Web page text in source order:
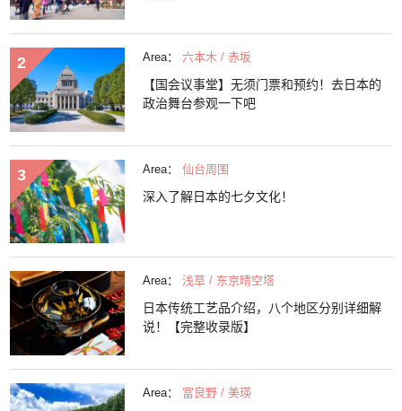
Area： 六本木 / 赤坂
【国会议事堂】无须门票和预约！去日本的
政治舞台参观一下吧
Area： 仙台周围
深入了解日本的七夕文化！
Area： 浅草 / 东京晴空塔
日本传统工艺品介绍，八个地区分别详细解
说！【完整收录版】
Area： 富良野 / 美瑛